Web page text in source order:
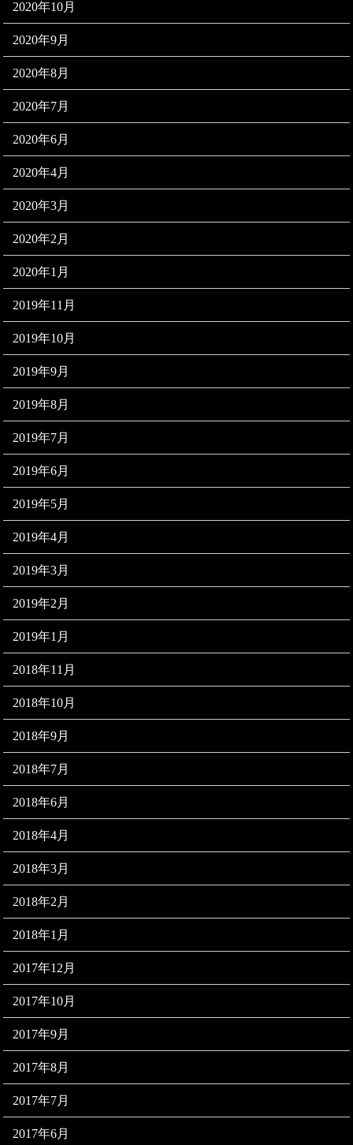
2020年10月
2020年9月
2020年8月
2020年7月
2020年6月
2020年4月
2020年3月
2020年2月
2020年1月
2019年11月
2019年10月
2019年9月
2019年8月
2019年7月
2019年6月
2019年5月
2019年4月
2019年3月
2019年2月
2019年1月
2018年11月
2018年10月
2018年9月
2018年7月
2018年6月
2018年4月
2018年3月
2018年2月
2018年1月
2017年12月
2017年10月
2017年9月
2017年8月
2017年7月
2017年6月